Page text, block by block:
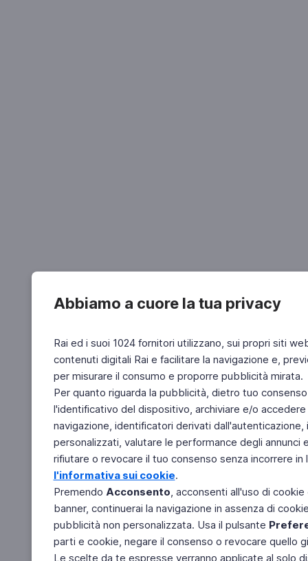
Abbiamo a cuore la tua privacy
Rai ed i suoi 1024 fornitori utilizzano, sui propri siti
contenuti digitali Rai e facilitare la navigazione e,
per misurare il consumo e proporre pubblicità mirata.
Per quanto riguarda la pubblicità, dietro tuo
l'identificativo del dispositivo, archiviare e/o
navigazione, identificatori derivati
personalizzati, valutare le performance degli
rifiutare o revocare il tuo consenso senza incorrere
l'informativa sui cookie.
Premendo Acconsento, acconsenti all'uso di
banner, continuerai la navigazione in assenza di
pubblicità non personalizzata. Usa il pulsante
parti e cookie, negare il consenso o revocare quello
Le scelte da te espresse verranno applicate al solo